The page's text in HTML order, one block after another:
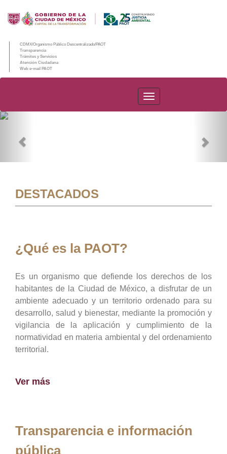
CDMX/Organismo Público Descentralizado/PAOT
Transparencia
Trámites y Servicios
Atención Ciudadana
Web e-mail PAOT
PAOT
DESTACADOS
¿Qué es la PAOT?
Es un organismo que defiende los derechos de los
habitantes de la Ciudad de México, a disfrutar de un
ambiente adecuado y un territorio ordenado para su
desarrollo, salud y bienestar, mediante la promoción y
vigilancia de la aplicación y cumplimiento de la
normatividad en materia ambiental y del ordenamiento
territorial.
Ver más
Transparencia e información
pública